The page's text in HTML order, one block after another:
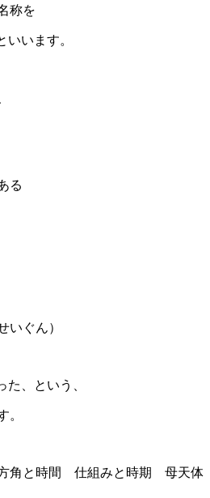
称を
いいます。
る
いぐん）
た、という、
。
方角と時間 仕組みと時期 母天体